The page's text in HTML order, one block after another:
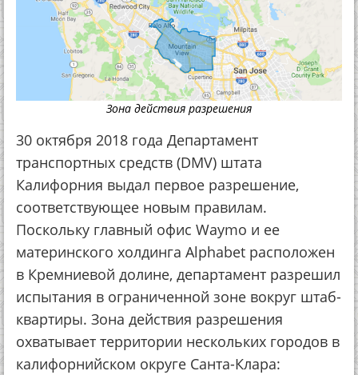
Зона действия разрешения
30 октября 2018 года Департамент
транспортных средств (DMV) штата
Калифорния выдал первое разрешение,
соответствующее новым правилам.
Поскольку главный офис Waymo и ее
материнского холдинга Alphabet расположен
в Кремниевой долине, департамент разрешил
испытания в ограниченной зоне вокруг штаб-
квартиры. Зона действия разрешения
охватывает территории нескольких городов в
калифорнийском округе Санта-Клара: